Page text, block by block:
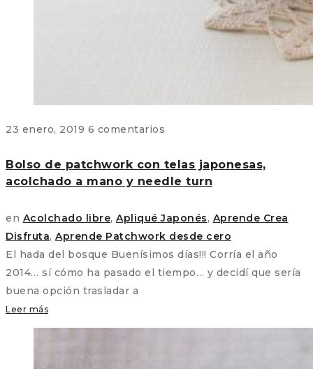
23 enero, 2019 6 comentarios
Bolso de patchwork con telas japonesas,
acolchado a mano y needle turn
en Acolchado libre, Apliqué Japonés, Aprende Crea
Disfruta, Aprende Patchwork desde cero
El hada del bosque Buenísimos días!!! Corría el año
2014… sí cómo ha pasado el tiempo… y decidí que sería
buena opción trasladar a
Leer más